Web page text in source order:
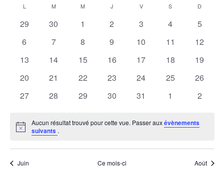
de
date.
Calendrier
de
Évènements
LLUNDI MMARDI M MERCREDI
J VVENDREDIS D
0
29
0
30
0
1
0
2
0
3
0
4
0
5
0
6
0
7
0
8
0
9
0
10
0
11
0
12
0
13
0
14
0
15
0
16
0
17
0
18
0
19
0
20
0
21
0
22
0
23
0
24
0
25
0
26
0
27
0
28
0
29
0
30
0
31
0
1
0
2
Notice
Aucun résultat trouvé pour cette vue. Passer auxévènements
suivants .
Juin Ce mois-ci Août